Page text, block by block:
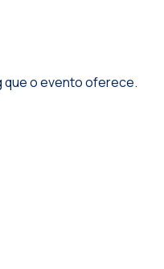
que o evento oferece.